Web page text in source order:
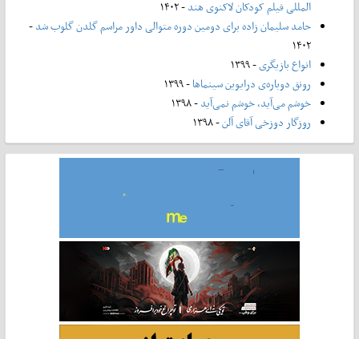
المللی فیلم کودکان لاکنوی هند- ۱۴۰۲
حامد سلیمان زاده برای دومین دوره متوالی داور مراسم گلدن گلوب شد-
۱۴۰۲
انواع بازیگری- ۱۳۹۹
رونق دوباره‌ی درایوین سینماها- ۱۳۹۹
خوشم می‌آید، خوشم نمی‌آید- ۱۳۹۸
روزگار دوزخی آقای آلن- ۱۳۹۸